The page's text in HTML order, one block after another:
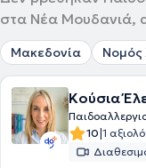
στα Νέα Μουδανιά,
Μακεδονία Νομός
Κούσια
10|1